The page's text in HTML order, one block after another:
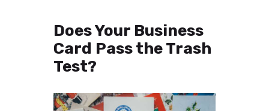
Does Your Business
Card Pass the Trash
Test?